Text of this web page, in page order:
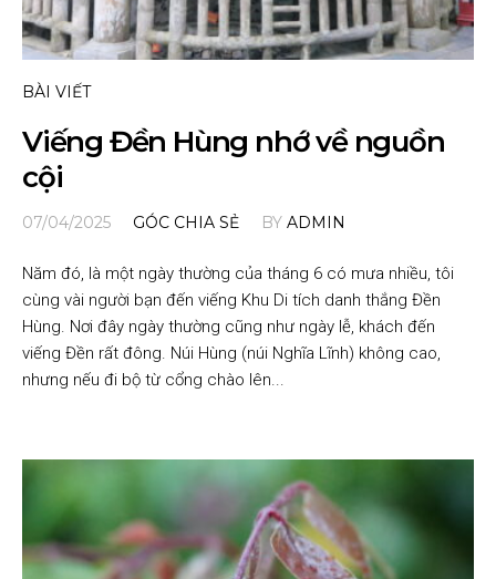
BÀI VIẾT
Viếng Đền Hùng nhớ về nguồn
cội
07/04/2025 GÓC CHIA SẺ BY ADMIN
Năm đó, là một ngày thường của tháng 6 có mưa nhiều, tôi
cùng vài người bạn đến viếng Khu Di tích danh thắng Đền
Hùng. Nơi đây ngày thường cũng như ngày lễ, khách đến
viếng Đền rất đông. Núi Hùng (núi Nghĩa Lĩnh) không cao,
nhưng nếu đi bộ từ cổng chào lên...